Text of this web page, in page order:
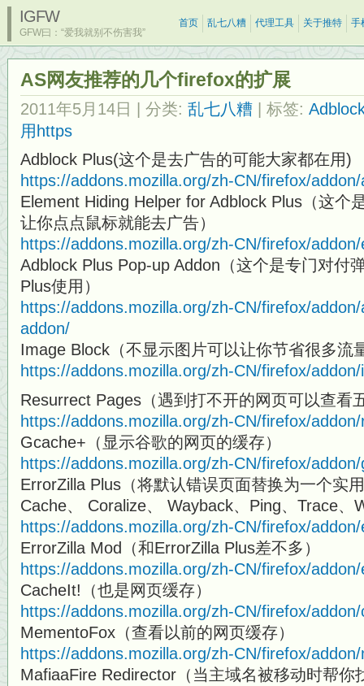
IGFW
GFW曰：“爱我就别不伤害我”
首页 乱七八糟 代理工具 关于推特 手
AS网友推荐的几个firefox的扩展
2011年5月14日 | 分类: 乱七八糟 | 标签:
用https
Adblock Plus(这个是去广告的可能大家都在用)
https://addons.mozilla.org/zh-CN/firefox/
Element Hiding Helper for Adblock Plus（这个
让你点点鼠标就能去广告）
https://addons.mozilla.org/zh-CN/firefox/
Adblock Plus Pop-up Addon（这个是专门对付
Plus使用）
https://addons.mozilla.org/zh-CN/firefox/
addon/
Image Block（不显示图片可以让你节省很多流
https://addons.mozilla.org/zh-CN/firefox/
Resurrect Pages（遇到打不开的网页可以查看
https://addons.mozilla.org/zh-CN/firefox/
Gcache+（显示谷歌的网页的缓存）
https://addons.mozilla.org/zh-CN/firefox/
ErrorZilla Plus（将默认错误页面替换为一个实
Cache、 Coralize、 Wayback、Ping、Trace、
https://addons.mozilla.org/zh-CN/firefox/
ErrorZilla Mod（和ErrorZilla Plus差不多）
https://addons.mozilla.org/zh-CN/firefox/
CacheIt!（也是网页缓存）
https://addons.mozilla.org/zh-CN/firefox/
MementoFox（查看以前的网页缓存）
https://addons.mozilla.org/zh-CN/firefox/
MafiaaFire Redirector（当主域名被移动时帮你